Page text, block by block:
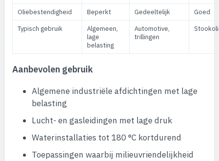
Oliebestendigheid
Beperkt Gedeeltelijk
Goed
Typisch gebruik
Algemeen,
lage
belasting
Automotive,
trillingen
Aanbevolen gebruik
Algemene industriële afdichtingen met lage
belasting
Lucht- en gasleidingen met lage druk
Waterinstallaties tot 180 °C kortdurend
Toepassingen waarbij milieuvriendelijkheid